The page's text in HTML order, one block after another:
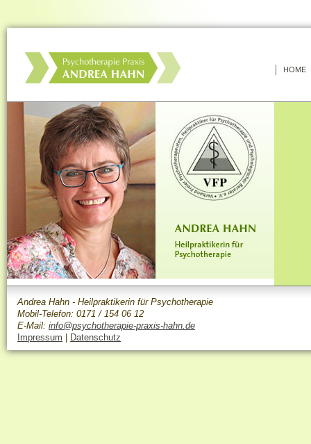
HOME
Andrea Hahn - Heilpraktikerin für Psychotherapie
Mobil-Telefon: 0171 / 154 06 12
E-Mail: info@psychotherapie-praxis-hahn.de
Impressum | Datenschutz